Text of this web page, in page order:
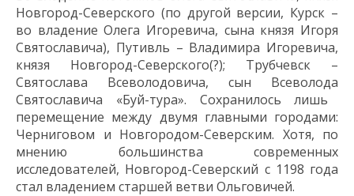
Новгород-Северского (по другой версии, Курск –
во владение Олега Игоревича, сына князя Игоря
Святославича), Путивль – Владимира Игоревича,
князя Новгород-Северского(?); Трубчевск –
Святослава Всеволодовича, сын Всеволода
Святославича «Буй-тура». Сохранилось лишь
перемещение между двумя главными городами:
Черниговом и Новгородом-Северским. Хотя, по
мнению большинства современных
исследователей, Новгород-Северский с 1198 года
стал владением старшей ветви Ольговичей.